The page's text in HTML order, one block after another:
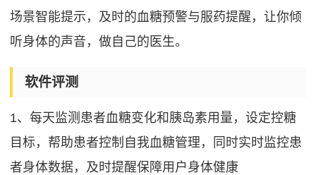
场景智能提示，及时的血糖预警与服药提醒，让你倾
听身体的声音，做自己的医生。
软件评测
1、每天监测患者血糖变化和胰岛素用量，设定控糖
目标，帮助患者控制自我血糖管理，同时实时监控患
者身体数据，及时提醒保障用户身体健康